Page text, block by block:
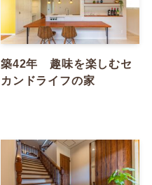
築42年 趣味を楽しむセ
カンドライフの家